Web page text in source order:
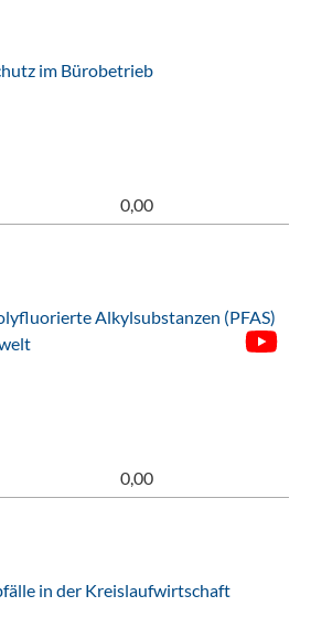
im Bürobetrieb
0,00
Alkylsubstanzen (PFAS)
0,00
in der Kreislaufwirtschaft